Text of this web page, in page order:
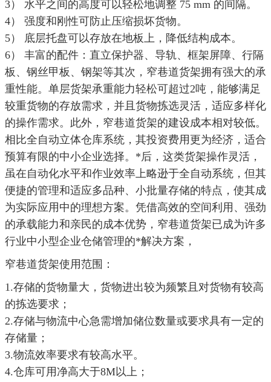
3） 水平之间的高度可以轻松地调整 75 mm 的间隔。
4） 强度和刚性可防止压缩损坏货物。
5） 底层托盘可以存放在地板上，降低结构成本。
6） 丰富的配件：直立保护器、导轨、框架屏障、行隔
板、钢丝甲板、钢架等其次，窄巷道货架拥有强大的承
重性能。单层货架承重能力轻松可超过2吨，能够满足
较重货物的存放需求，并且货物拣选灵活，适应多样化
的操作需求。 此外，窄巷道货架的建设成本相对较低。
相比全自动立体仓库系统，其投资费用更为经济，适合
预算有限的中小企业选择。 *后，这类货架操作灵活，
虽在自动化水平和作业效率上略逊于全自动系统，但其
便捷的管理和适应多品种、小批量存储的特点，使其成
为实际应用中的理想方案。 凭借高效的空间利用、强劲
的承载能力和亲民的成本优势，窄巷道货架已成为许多
行业中小型企业仓储管理的*解决方案，
窄巷道货架使用范围：
1.存储的货物量大，货物进出较为频繁且对货物有较高
的拣选要求；
2.存储与物流中心急需增加储位数量或要求具有一定的
存储量；
3.物流效率要求有较高水平。
4.仓库可用净高大于8M以上；